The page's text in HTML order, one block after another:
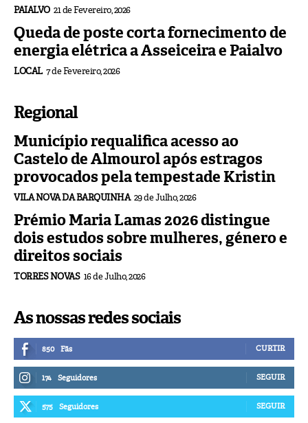
PAIALVO 21 de Fevereiro, 2026
Queda de poste corta fornecimento de
energia elétrica a Asseiceira e Paialvo
LOCAL 7 de Fevereiro, 2026
Regional
Município requalifica acesso ao
Castelo de Almourol após estragos
provocados pela tempestade Kristin
VILA NOVA DA BARQUINHA 29 de Julho, 2026
Prémio Maria Lamas 2026 distingue
dois estudos sobre mulheres, género e
direitos sociais
TORRES NOVAS 16 de Julho, 2026
As nossas redes sociais
850 Fãs CURTIR
174 Seguidores SEGUIR
575 Seguidores SEGUIR